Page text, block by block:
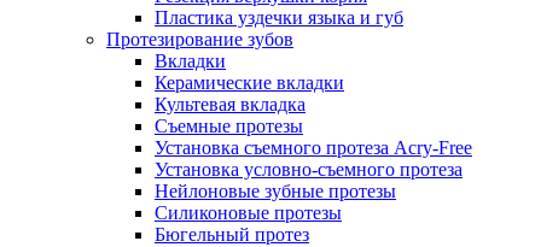
Пластика уздечки языка и губ
Протезирование зубов
Вкладки
Керамические вкладки
Культевая вкладка
Съемные протезы
Установка съемного протеза Acry-Free
Установка условно-съемного протеза
Нейлоновые зубные протезы
Силиконовые протезы
Бюгельный протез